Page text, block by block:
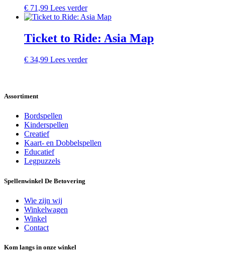
€ 71,99 Lees verder
Ticket to Ride: Asia Map
€ 34,99 Lees verder
Assortiment
Bordspellen
Kinderspellen
Creatief
Kaart- en Dobbelspellen
Educatief
Legpuzzels
Spellenwinkel De Betover​ing
Wie zijn wij
Winkelwagen
Winkel
Contact
Kom langs in onze winkel